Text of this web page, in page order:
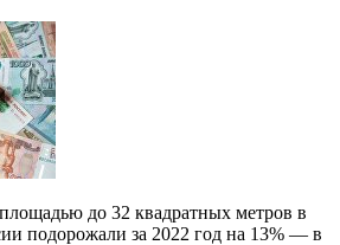
до 32 квадратных метров в
подорожали за 2022 год на 13% — в